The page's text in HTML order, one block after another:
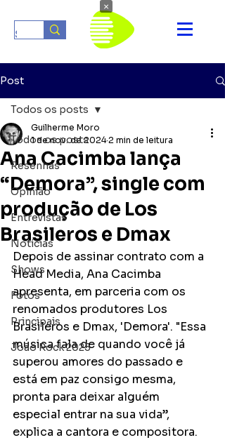
Post
Todos os posts
Resenhas
Opinião
Entrevistas
Notícias
Shows
Fotos
Principais
João Rock 2025
Todos os posts
Ana Cacimba lança
“Demora”, single com
produção de Los
Brasileros e Dmax
Guilherme Moro
1 de nov. de 2024 2 min de leitura
Depois de assinar contrato com a
Head Media, Ana Cacimba
apresenta, em parceria com os
renomados produtores Los
Brasileros e Dmax, 'Demora'. "Essa
música fala de quando você já
superou amores do passado e
está em paz consigo mesma,
pronta para deixar alguém
especial entrar na sua vida”,
explica a cantora e compositora.
×